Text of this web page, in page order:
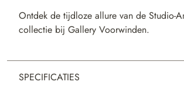
Ontdek de tijdloze allure van de Studio-
collectie bij Gallery Voorwinden.
SPECIFICATIES